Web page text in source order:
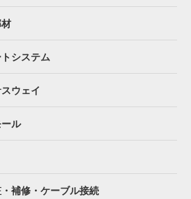
システム
ウェイ
ル
補修・ケーブル接続